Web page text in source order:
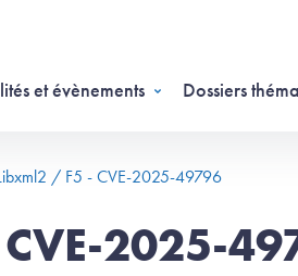
et évènements Dossiers
/ F5 - CVE-2025-49796
2025-